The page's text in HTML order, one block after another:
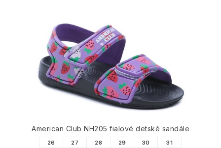
American Club NH205 fialové detské sandále
26 27 28 29 30 31